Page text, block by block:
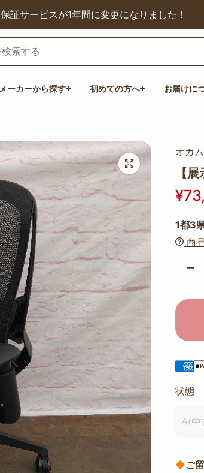
保証サービスが1年間に変更になりました！
メーカーから探す 初めての方へ お届けに
オカ
【
1都3
商
状態
A(中
◆ご